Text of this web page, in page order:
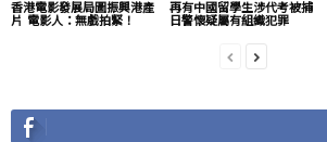
香港電影發展局圖振興港產
片 電影人：無戲拍緊！
再有中國留學生涉代考被捕
日警懷疑屬有組織犯罪